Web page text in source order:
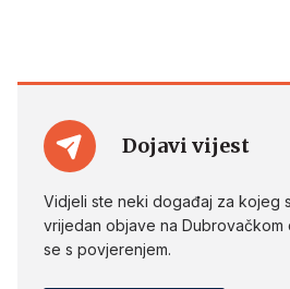
Dojavi vijest
Vidjeli ste neki događaj za kojeg
vrijedan objave na Dubrovačkom
se s povjerenjem.